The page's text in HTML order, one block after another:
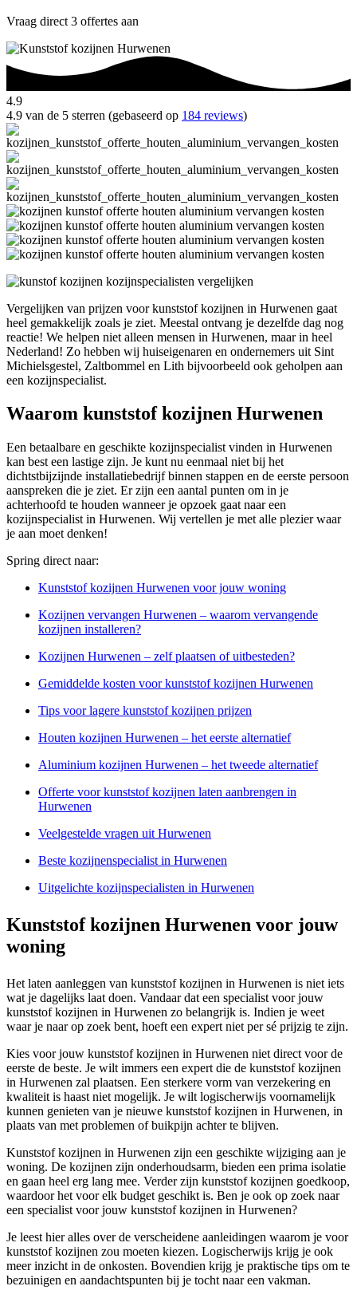
Vraag direct 3 offertes aan
4.9
4.9 van de 5 sterren (gebaseerd op 184 reviews)
Vergelijken van prijzen voor kunststof kozijnen in Hurwenen gaat
heel gemakkelijk zoals je ziet. Meestal ontvang je dezelfde dag nog
reactie! We helpen niet alleen mensen in Hurwenen, maar in heel
Nederland! Zo hebben wij huiseigenaren en ondernemers uit Sint
Michielsgestel, Zaltbommel en Lith bijvoorbeeld ook geholpen aan
een kozijnspecialist.
Waarom kunststof kozijnen Hurwenen
Een betaalbare en geschikte kozijnspecialist vinden in Hurwenen
kan best een lastige zijn. Je kunt nu eenmaal niet bij het
dichtstbijzijnde installatiebedrijf binnen stappen en de eerste persoon
aanspreken die je ziet. Er zijn een aantal punten om in je
achterhoofd te houden wanneer je opzoek gaat naar een
kozijnspecialist in Hurwenen. Wij vertellen je met alle plezier waar
je aan moet denken!
Spring direct naar:
Kunststof kozijnen Hurwenen voor jouw woning
Kozijnen vervangen Hurwenen – waarom vervangende
kozijnen installeren?
Kozijnen Hurwenen – zelf plaatsen of uitbesteden?
Gemiddelde kosten voor kunststof kozijnen Hurwenen
Tips voor lagere kunststof kozijnen prijzen
Houten kozijnen Hurwenen – het eerste alternatief
Aluminium kozijnen Hurwenen – het tweede alternatief
Offerte voor kunststof kozijnen laten aanbrengen in
Hurwenen
Veelgestelde vragen uit Hurwenen
Beste kozijnenspecialist in Hurwenen
Uitgelichte kozijnspecialisten in Hurwenen
Kunststof kozijnen Hurwenen voor jouw
woning
Het laten aanleggen van kunststof kozijnen in Hurwenen is niet iets
wat je dagelijks laat doen. Vandaar dat een specialist voor jouw
kunststof kozijnen in Hurwenen zo belangrijk is. Indien je weet
waar je naar op zoek bent, hoeft een expert niet per sé prijzig te zijn.
Kies voor jouw kunststof kozijnen in Hurwenen niet direct voor de
eerste de beste. Je wilt immers een expert die de kunststof kozijnen
in Hurwenen zal plaatsen. Een sterkere vorm van verzekering en
kwaliteit is haast niet mogelijk. Je wilt logischerwijs voornamelijk
kunnen genieten van je nieuwe kunststof kozijnen in Hurwenen, in
plaats van met problemen of buikpijn achter te blijven.
Kunststof kozijnen in Hurwenen zijn een geschikte wijziging aan je
woning. De kozijnen zijn onderhoudsarm, bieden een prima isolatie
en gaan heel erg lang mee. Verder zijn kunststof kozijnen goedkoop,
waardoor het voor elk budget geschikt is. Ben je ook op zoek naar
een specialist voor jouw kunststof kozijnen in Hurwenen?
Je leest hier alles over de verscheidene aanleidingen waarom je voor
kunststof kozijnen zou moeten kiezen. Logischerwijs krijg je ook
meer inzicht in de onkosten. Bovendien krijg je praktische tips om te
bezuinigen en aandachtspunten bij je tocht naar een vakman.